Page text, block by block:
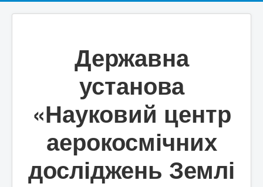
Державна
установа
«Науковий центр
аерокосмічних
досліджень Землі